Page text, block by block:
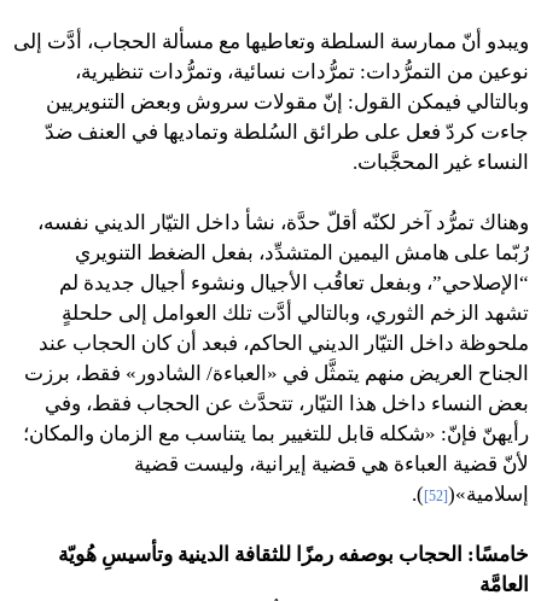
ويبدو أنّ ممارسة السلطة وتعاطيها مع مسألة الحجاب، أدَّت إلى
نوعين من التمرُّدات: تمرُّدات نسائية، وتمرُّدات تنظيرية،
وبالتالي فيمكن القول: إنّ مقولات سروش وبعض التنويريين
جاءت كردّ فعل على طرائق السُلطة وتماديها في العنف ضدّ
النساء غير المحجَّبات.
وهناك تمرُّد آخر لكنّه أقلّ حدَّة، نشأ داخل التيّار الديني نفسه،
رُبّما على هامش اليمين المتشدِّد، بفعل الضغط التنويري
“الإصلاحي”، وبفعل تعاقُب الأجيال ونشوء أجيال جديدة لم
تشهد الزخم الثوري، وبالتالي أدَّت تلك العوامل إلى حلحلةٍ
ملحوظة داخل التيّار الديني الحاكم، فبعد أن كان الحجاب عند
الجناح العريض منهم يتمثَّل في «العباءة/ الشادور» فقط، برزت
بعض النساء داخل هذا التيّار، تتحدَّث عن الحجاب فقط، وفي
رأيهنّ فإنّ: «شكله قابل للتغيير بما يتناسب مع الزمان والمكان؛
لأنّ قضية العباءة هي قضية إيرانية، وليست قضية
إسلامية»([52]
).
خامسًا: الحجاب بوصفه رمزًا للثقافة الدينية وتأسيسِ هُويّة
العامَّة